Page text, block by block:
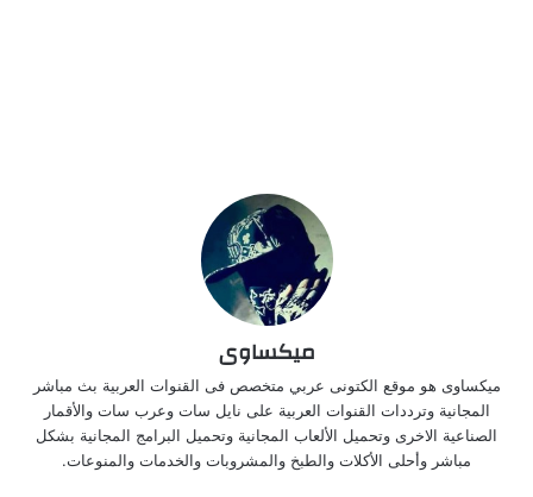
ميكساوى
ميكساوى هو موقع الكتونى عربي متخصص فى القنوات العربية بث مباشر
المجانية وترددات القنوات العربية على نايل سات وعرب سات والأقمار
الصناعية الاخرى وتحميل الألعاب المجانية وتحميل البرامج المجانية بشكل
مباشر وأحلى الأكلات والطبخ والمشروبات والخدمات والمنوعات.